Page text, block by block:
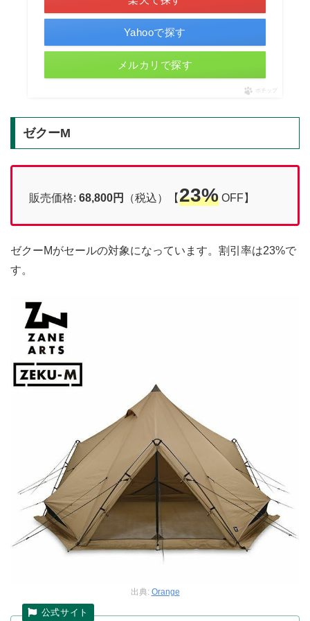
Yahooで探す
メルカリで探す
ポチップ
ゼクーM
販売価格: 68,800円 （税込）【23% OFF】
ゼクーMがセールの対象になっています。割引率は23%で
す。
出典: Orange